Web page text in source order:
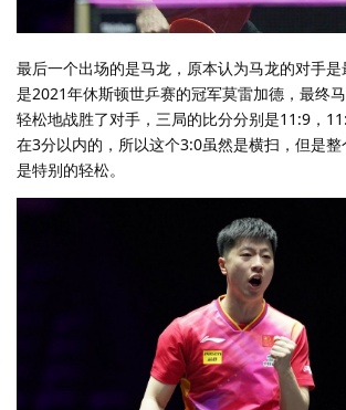
最后一个出场的是马龙，原本认为马龙的对手
是2021年休斯顿世乒赛的冠军莫雷加德，最终
轻松地战胜了对手，三局的比分分别是11:9，
在3分以内的，所以这个3:0虽然是横扫，但是
是特别的轻松。